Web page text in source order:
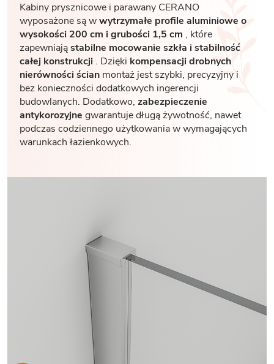
Kabiny prysznicowe i parawany CERANO
wyposażone są wwytrzymałe profile aluminiowe o
wysokości 200 cm i grubości 1,5 cm , które
zapewniająstabilne mocowanie szkła i stabilność
całej konstrukcji . Dzięki kompensacji drobnych
nierówności ścian montaż jest szybki, precyzyjny i
bez konieczności dodatkowych ingerencji
budowlanych. Dodatkowo, zabezpieczenie
antykorozyjne gwarantuje długą żywotność, nawet
podczas codziennego użytkowania w wymagających
warunkach łazienkowych.